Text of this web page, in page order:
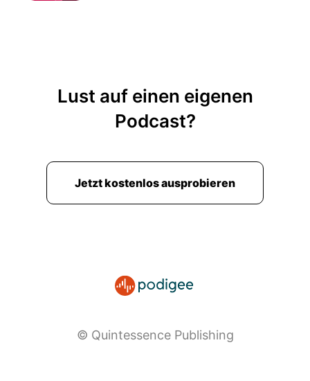
Lust auf einen eigenen
Podcast?
Jetzt kostenlos ausprobieren
© Quintessence Publishing